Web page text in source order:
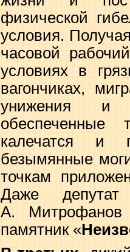
физической
условия.
часовой
условиях в
вагончиках,
унижения и
обеспеченные
калечатся и
безымянные
точкам
Даже
А. Митрофанов
памятник «